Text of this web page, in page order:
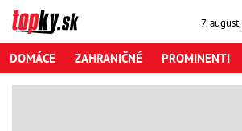
7. august,
DOMÁCE ZAHRANIČNÉ PROMINENTI